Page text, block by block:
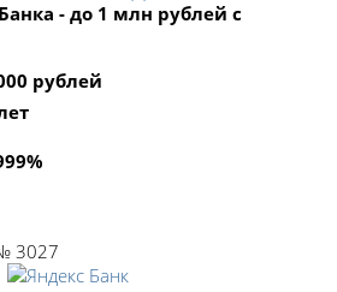
- до 1 млн рублей с
рублей
3027